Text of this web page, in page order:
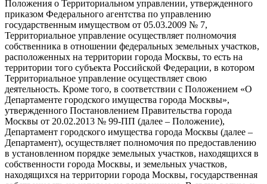
Положения о Территориальном управлении, утвержденного
приказом Федерального агентства по управлению
государственным имуществом от 05.03.2009 № 7,
Территориальное управление осуществляет полномочия
собственника в отношении федеральных земельных участков,
расположенных на территории города Москвы, то есть на
территории того субъекта Российской Федерации, в котором
Территориальное управление осуществляет свою
деятельность. Кроме того, в соответствии с Положением «О
Департаменте городского имущества города Москвы»,
утвержденного Постановлением Правительства города
Москвы от 20.02.2013 № 99-ПП (далее – Положение),
Департамент городского имущества города Москвы (далее –
Департамент), осуществляет полномочия по предоставлению
в установленном порядке земельных участков, находящихся в
собственности города Москвы, и земельных участков,
находящихся на территории города Москвы, государственная